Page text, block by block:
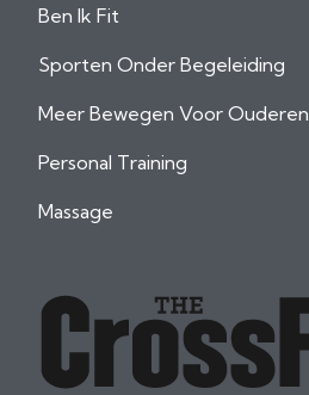
Ben Ik Fit
Sporten Onder Begeleiding
Meer Bewegen Voor Ouderen
Personal Training
Massage